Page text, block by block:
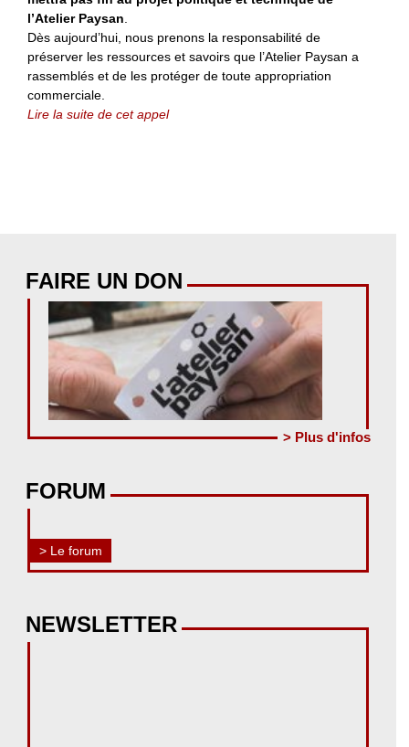
l’Atelier Paysan
Dès aujourd’hui, nous prenons la responsabilité de
préserver les ressources et savoirs que l’Atelier Paysan a
rassemblés et de les protéger de toute appropriation
commerciale.
Lire la suite de cet appel
FAIRE UN DON
> Plus d'infos
FORUM
> Le forum
NEWSLETTER